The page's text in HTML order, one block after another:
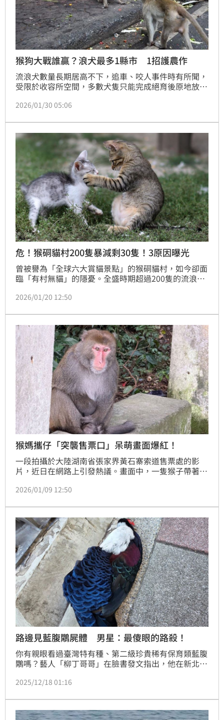
猴狗大戰誰贏？浪犬最多1縣市 1招護農作
流浪犬數量長期居高不下，追車、咬人事件時有所聞，
受限於收容所空間，多數犬隻只能完成絕育後原地放
全台唯一的「浪浪就業服務站」，透過專業訓練，協助
害，成功保住8成果實。
2026/01/30 05:06
危！猴硐貓村200隻暴減剩30隻！3原因曝光
曾被譽為「全球六大賞貓景點」的猴硐貓村，如今卻面
臨「有村無貓」的隱憂。全盛時期超過200隻的流浪
而來的遊客大感失落。居民憂心，若缺乏完善規劃，這
見貓咪身影。
2026/01/20 12:50
猴媽攜仔「突襲售票口」呆萌畫面爆紅！
一段拍攝於大陸湖南省張家界黃石寨索道售票處的影
片，近日在網路上引發熱議。畫面中，一隻猴子帶著幼
來「串門」，逗趣模樣吸引眾多遊客目光。相關影片曝
2026/01/09 12:50
路邊見藍腹鷴屍體 男星：最傻眼的路殺！
你有親眼看過臺灣特有種、第二級珍貴稀有保育類藍腹
鷴嗎？藝人「柳丁哥哥」在臉書發文指出，他在新北市
「這絕對是我遇過最傻眼的路殺！」
2025/12/18 01:16